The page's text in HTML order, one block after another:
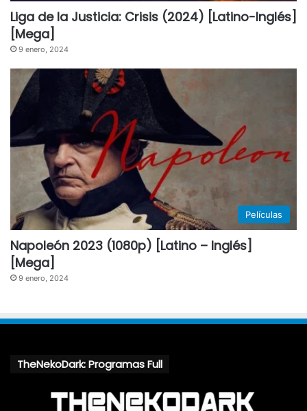
Liga de la Justicia: Crisis (2024) [Latino-Inglés]
[Mega]
9 enero, 2024
Películas
Napoleón 2023 (1080p) [Latino – Inglés]
[Mega]
9 enero, 2024
TheNekoDark: Programas Full